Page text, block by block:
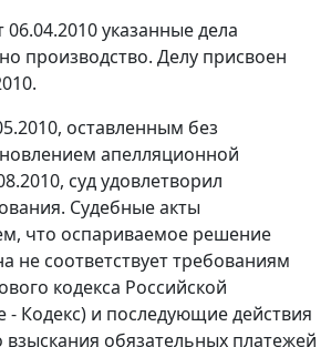
указанные дела
производство. Делу присвоен
оставленным без
апелляционной
суд удовлетворил
Судебные акты
что оспариваемое решение
не соответствует требованиям
кодекса Российской
- Кодекс) и последующие действия
взыскания обязательных платежей